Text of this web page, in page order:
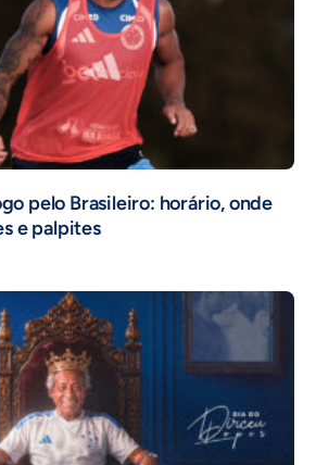
pelo Brasileiro: horário, onde
e palpites